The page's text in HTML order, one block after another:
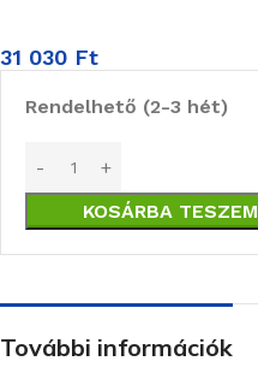
31 030 Ft
Rendelhető (2-3 hét)
KOSÁRBA TESZEM
További információk